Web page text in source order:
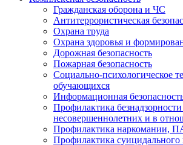
Гражданская оборона и ЧС
Антитеррористическая
Охрана труда
Охрана здоровья и
Дорожная безопасность
Пожарная безопасность
Социально-психологическое
обучающихся
Информационная
Профилактика
несовершеннолетних и в
Профилактика
Профилактика суицидального